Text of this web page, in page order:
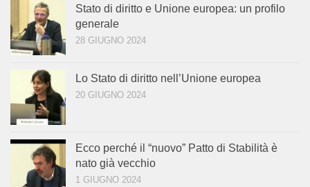
Stato di diritto e Unione europea: un profilo
generale
28 GIUGNO 2024
Lo Stato di diritto nell’Unione europea
20 GIUGNO 2024
Ecco perché il “nuovo” Patto di Stabilità è
nato già vecchio
1 GIUGNO 2024